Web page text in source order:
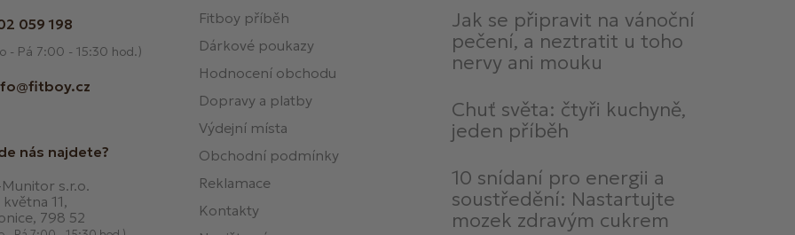
059 198
- Pá 7:00 - 15:30 hod.)
nás najdete?
Munitor s.r.o.
května 11,
798 52
Fitboy příběh
Dárkové poukazy
Hodnocení obchodu
Dopravy a platby
Výdejní místa
Obchodní podmínky
Reklamace
Kontakty
Jak se připravit na vánoční
pečení, a neztratit u toho
nervy ani mouku
Chuť světa: čtyři kuchyně,
jeden příběh
10 snídaní pro energii a
soustředění: Nastartujte
mozek zdravým cukrem